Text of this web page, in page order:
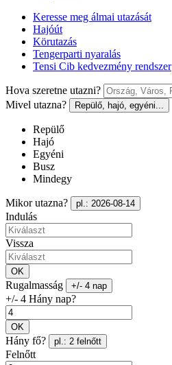
Keresse meg álmai utazását
Hajóút
Körutazás
Tengerparti nyaralás
Tensi Cib kedvezmény rendszer
Hova szeretne utazni?
Mivel utazna?
Repülő, hajó, egyéni...
Repülő
Hajó
Egyéni
Busz
Mindegy
Mikor utazna? pl.: 2026-08-14
Indulás
Vissza
OK
Rugalmasság +/- 4 nap
+/- 4 Hány nap?
OK
Hány fő? pl.: 2 felnőtt
Felnőtt